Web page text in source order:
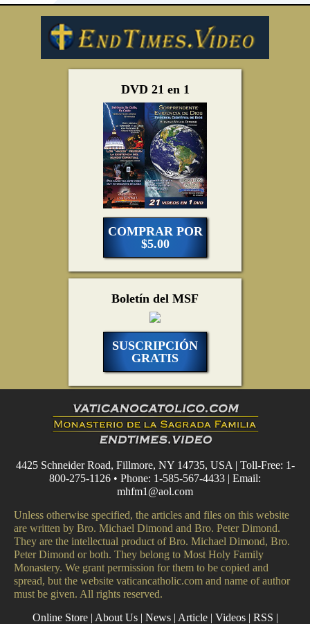
DVD 21 en 1
COMPRAR POR
$5.00
Boletín del MSF
SUSCRIPCIÓN
GRATIS
4425 Schneider Road, Fillmore, NY 14735, USA | Toll-Free: 1-
800-275-1126 • Phone: 1-585-567-4433 | Email:
mhfm1@aol.com
Unless otherwise specified, the articles and files on this website
are written by Bro. Michael Dimond and Bro. Peter Dimond.
They are the intellectual product of Bro. Michael Dimond, Bro.
Peter Dimond or both. They belong to Most Holy Family
Monastery. We grant permission for them to be copied and
spread, but the website vaticancatholic.com and name of author
must be given. All rights reserved.
Online Store| About Us| News| Article| Videos| RSS |